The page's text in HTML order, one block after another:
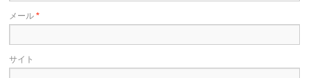
メール*
サイト